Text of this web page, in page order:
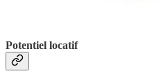
Potentiel locatif